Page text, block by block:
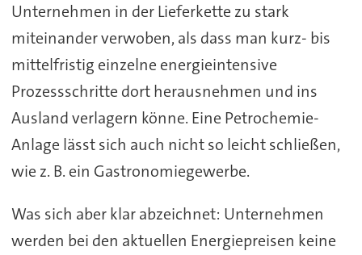
Unternehmen in der Lieferkette zu stark
miteinander verwoben, als dass man kurz- bis
mittelfristig einzelne energieintensive
Prozessschritte dort herausnehmen und ins
Ausland verlagern könne. Eine Petrochemie-
Anlage lässt sich auch nicht so leicht schließen,
wie z. B. ein Gastronomiegewerbe.
Was sich aber klar abzeichnet: Unternehmen
werden bei den aktuellen Energiepreisen keine